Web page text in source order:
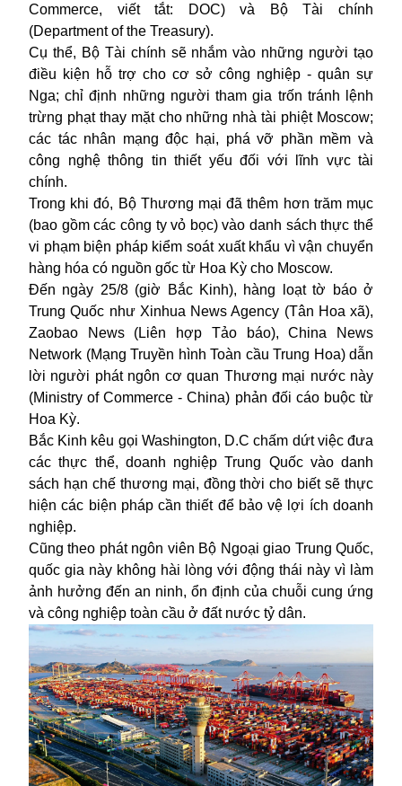
Commerce, viết tắt: DOC) và Bộ Tài chính
(Department of the Treasury).
Cụ thể, Bộ Tài chính sẽ nhắm vào những người tạo
điều kiện hỗ trợ cho cơ sở công nghiệp - quân sự
Nga; chỉ định những người tham gia trốn tránh lệnh
trừng phạt thay mặt cho những nhà tài phiệt Moscow;
các tác nhân mạng độc hại, phá vỡ phần mềm và
công nghệ thông tin thiết yếu đối với lĩnh vực tài
chính.
Trong khi đó, Bộ Thương mại đã thêm hơn trăm mục
(bao gồm các công ty vỏ bọc) vào danh sách thực thể
vi phạm biện pháp kiểm soát xuất khẩu vì vận chuyển
hàng hóa có nguồn gốc từ Hoa Kỳ cho Moscow.
Đến ngày 25/8 (giờ Bắc Kinh), hàng loạt tờ báo ở
Trung Quốc như Xinhua News Agency (Tân Hoa xã),
Zaobao News (Liên hợp Tảo báo), China News
Network (Mạng Truyền hình Toàn cầu Trung Hoa) dẫn
lời người phát ngôn cơ quan Thương mại nước này
(Ministry of Commerce - China) phản đối cáo buộc từ
Hoa Kỳ.
Bắc Kinh kêu gọi Washington, D.C chấm dứt việc đưa
các thực thể, doanh nghiệp Trung Quốc vào danh
sách hạn chế thương mại, đồng thời cho biết sẽ thực
hiện các biện pháp cần thiết để bảo vệ lợi ích doanh
nghiệp.
Cũng theo phát ngôn viên Bộ Ngoại giao Trung Quốc,
quốc gia này không hài lòng với động thái này vì làm
ảnh hưởng đến an ninh, ổn định của chuỗi cung ứng
và công nghiệp toàn cầu ở đất nước tỷ dân.